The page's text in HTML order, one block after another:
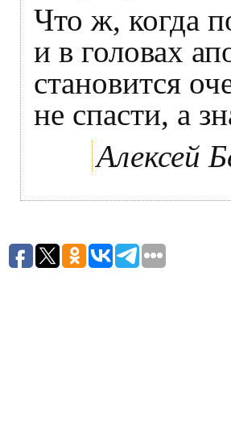
Что ж, когда
и в головах
становится
не спасти, а
Алексей